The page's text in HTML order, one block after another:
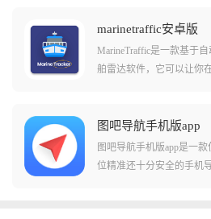
几天的超长待机预报和实
机，就能像看窗外一样直
marinetraffic安卓版
MarineTraffic是一款基于
舶雷达软件，它可以让你
艘船长什么样。
图吧导航手机版app
图吧导航手机版app是一
位精准还十分安全的手机